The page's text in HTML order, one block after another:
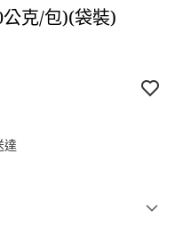
克/包)(袋裝)
達